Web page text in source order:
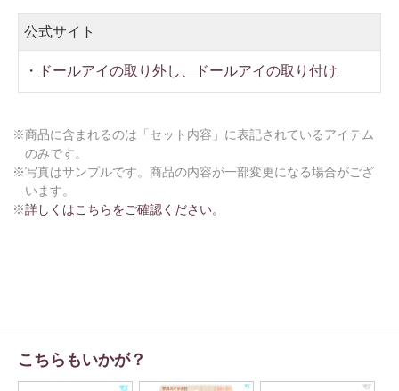
公式サイト
・ ドールアイの取り外し、ドールアイの取り付け
※商品に含まれるのは「セット内容」に表記されているアイテム
のみです。
※写真はサンプルです。商品の内容が一部変更になる場合がござ
います。
※詳しくはこちらをご確認ください。
こちらもいかが？